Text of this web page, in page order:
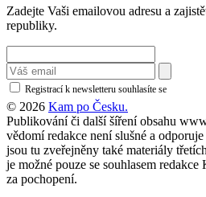
Zadejte Vaši emailovou adresu a
republiky.
Registrací k newsletteru souhlasíte se
© 2026 Kam po Česku.
Publikování či další šíření obsahu
vědomí redakce není slušné a
jsou tu zveřejněny také materiály
je možné pouze se souhlasem
za pochopení.